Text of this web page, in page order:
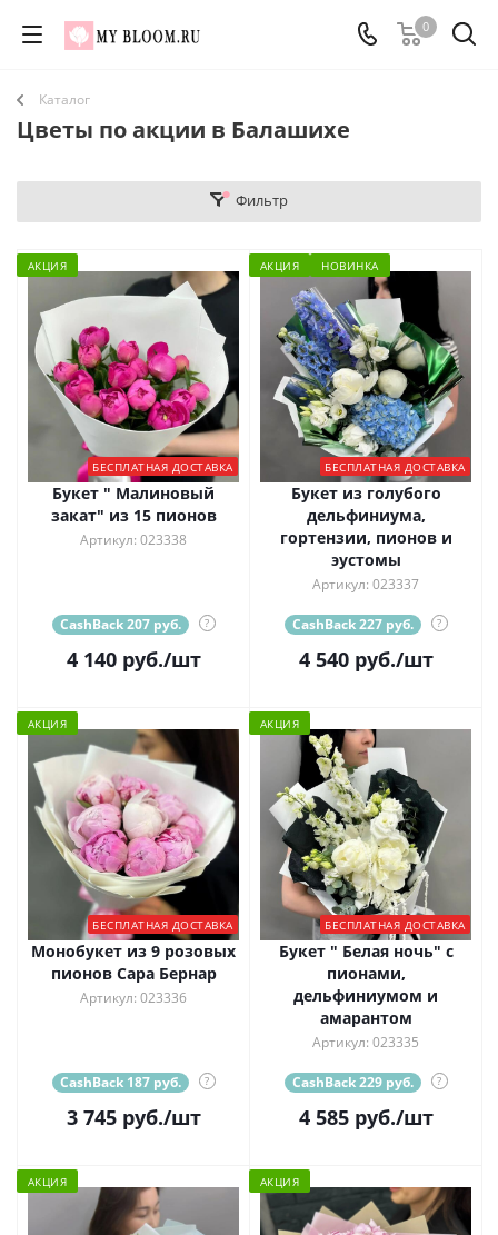
0
Каталог
Цветы по акции в Балашихе
Фильтр
АКЦИЯ
БЕСПЛАТНАЯ ДОСТАВКА
Букет " Малиновый
закат" из 15 пионов
Артикул: 023338
CashBack 207 руб. ?
4 140руб./шт
АКЦИЯ НОВИНКА
БЕСПЛАТНАЯ ДОСТАВКА
Букет из голубого
дельфиниума,
гортензии, пионов и
эустомы
Артикул: 023337
CashBack 227 руб. ?
4 540руб./шт
АКЦИЯ
БЕСПЛАТНАЯ ДОСТАВКА
Монобукет из 9 розовых
пионов Сара Бернар
Артикул: 023336
CashBack 187 руб. ?
3 745руб./шт
АКЦИЯ
БЕСПЛАТНАЯ ДОСТАВКА
Букет " Белая ночь" с
пионами,
дельфиниумом и
амарантом
Артикул: 023335
CashBack 229 руб. ?
4 585руб./шт
АКЦИЯ АКЦИЯ